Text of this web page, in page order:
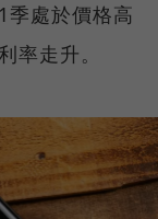
季處於價格高
率走升。